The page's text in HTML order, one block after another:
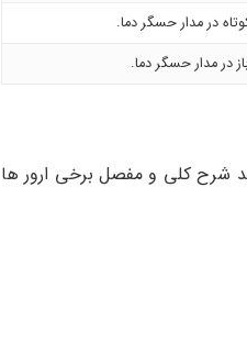
در مدار حسگر دما.
در مدار حسگر دما.
شرح کلی و مفصل برخی ارور ها